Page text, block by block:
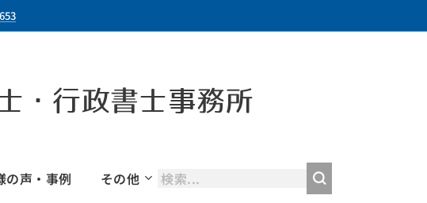
・行政書士事務所
の声・事例 その他